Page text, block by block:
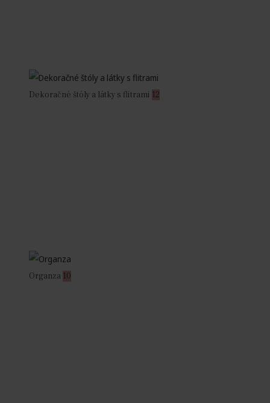
Dekoračné štóly a látky s flitrami 12
Organza 10